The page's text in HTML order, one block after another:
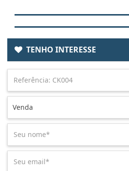
TENHO INTERESSE
Venda